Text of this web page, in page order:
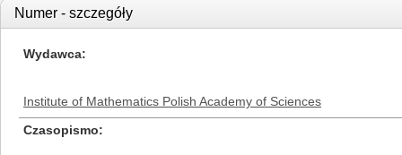
Numer - szczegóły
Wydawca
Institute of Mathematics Polish Academy of Sciences
Czasopismo